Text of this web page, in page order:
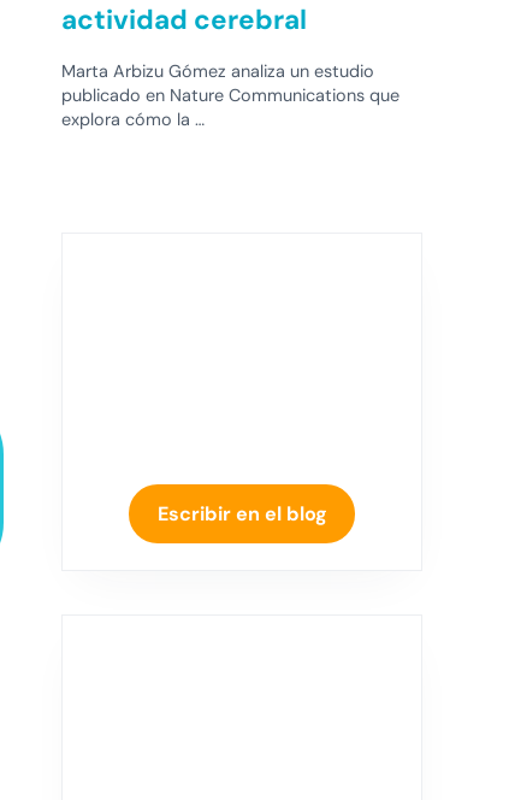
actividad cerebral
Marta Arbizu Gómez analiza un estudio
publicado en Nature Communications que
explora cómo la …
Escribir en el blog